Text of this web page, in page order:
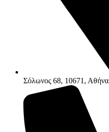
Σόλωνος 68, 10671, Αθήνα